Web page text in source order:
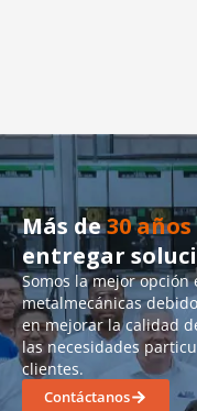
Más de30 años
entregar
Somos la mejor opción
metalmecánicas
en mejorar la calidad
las necesidades
clientes.
Contáctanos